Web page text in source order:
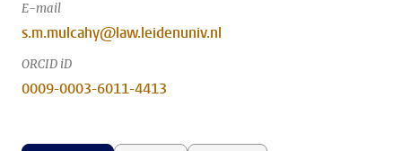
E-mail
s.m.mulcahy@law.leidenuniv.nl
ORCID iD
0009-0003-6011-4413